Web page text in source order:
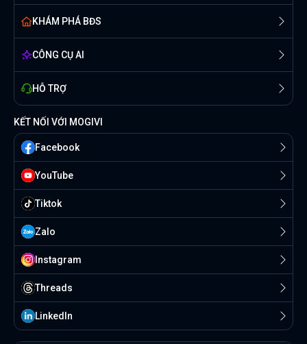
KHÁM PHÁ BĐS
CÔNG CỤ AI
HỖ TRỢ
KẾT NỐI VỚI MOGIVI
Facebook
YouTube
Tiktok
Zalo
Instagram
Threads
Linkedln